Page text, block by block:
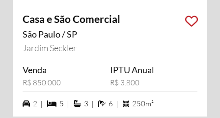
Casa e São Comercial
São Paulo / SP
Jardim Seckler
Venda
R$ 850.000
IPTU Anual
R$ 3.800
2 vagas na garagem
2 | 5 dormiórios
5 | 3 suítes
3 | 6 banheiros
6 | 250m²